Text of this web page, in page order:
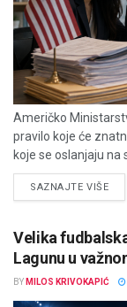
Američko
pravilo koje će
koje se oslanjaju na
SAZNAJTE VIŠE
Velika
Lagunu u
BY MILOS KRIVOKAPIĆ